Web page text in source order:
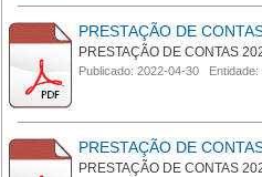
PRESTAÇÃO DE
PRESTAÇÃO DE CONTAS
Publicado: 2022-04-30
PRESTAÇÃO DE
PRESTAÇÃO DE CONTAS